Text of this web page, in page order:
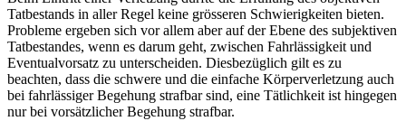
Tatbestands in aller Regel keine grösseren Schwierigkeiten bieten.
Probleme ergeben sich vor allem aber auf der Ebene des subjektiven
Tatbestandes, wenn es darum geht, zwischen Fahrlässigkeit und
Eventualvorsatz zu unterscheiden. Diesbezüglich gilt es zu
beachten, dass die schwere und die einfache Körperverletzung auch
bei fahrlässiger Begehung strafbar sind, eine Tätlichkeit ist hingegen
nur bei vorsätzlicher Begehung strafbar.